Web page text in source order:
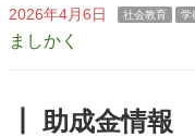
2026年4月6日 社会教育 学
ましかく
┃ 助成金情報